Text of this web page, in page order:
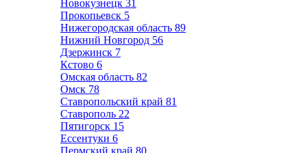
Новокузнецк 31
Прокопьевск 5
Нижегородская область 89
Нижний Новгород 56
Дзержинск 7
Кстово 6
Омская область 82
Омск 78
Ставропольский край 81
Ставрополь 22
Пятигорск 15
Ессентуки 6
Пермский край 80